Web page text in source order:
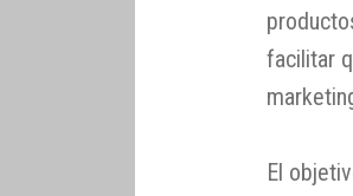
facilitar
El